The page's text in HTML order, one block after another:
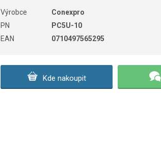
Výrobce
Conexpro
PN
PC5U-10
EAN
0710497565295
Kde nakoupit